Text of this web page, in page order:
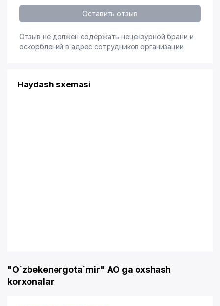
Оставить отзыв
Отзыв не должен содержать нецензурной брани и
оскорблений в адрес сотрудников организации
Haydash sxemasi
"O`zbekenergota`mir" AO ga oxshash
korxonalar